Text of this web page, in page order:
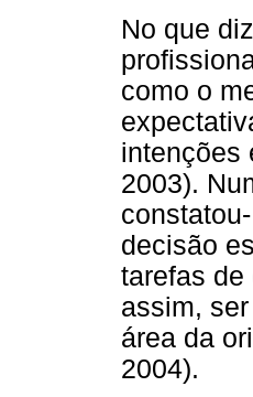
No que
como o
intenções
2003).
decisão
tarefas de
assim,
área da
2004).